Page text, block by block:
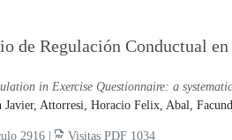
de Regulación Conductual
in Exercise Questionnaire: a
Javier, Attorresi, Horacio Felix, Abal,
2916 |
Visitas PDF 1034